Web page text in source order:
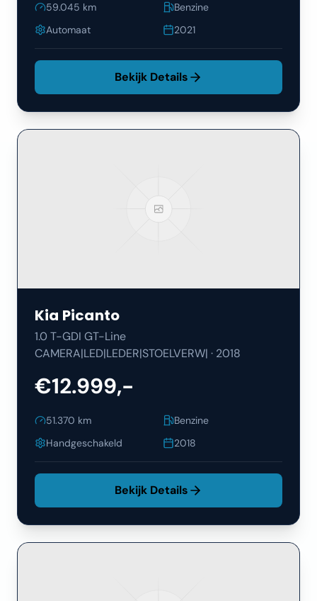
59.045 km
Benzine
Automaat
2021
Bekijk Details
Kia Picanto
1.0 T-GDI GT-Line
CAMERA|LED|LEDER|STOELVERW| · 2018
€12.999,-
51.370 km
Benzine
Handgeschakeld
2018
Bekijk Details